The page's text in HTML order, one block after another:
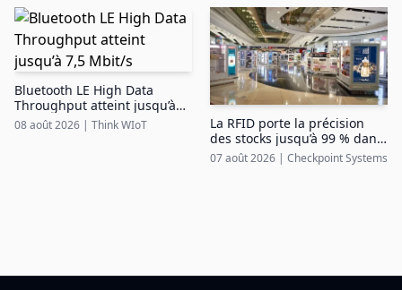
Bluetooth LE High Data
Throughput atteint jusqu’à
7,5 Mbit/s
08 août 2026 | Think WIoT
La RFID porte la précision
des stocks jusqu’à 99 % dans
le duty free aéroportuaire
07 août 2026 | Checkpoint Systems